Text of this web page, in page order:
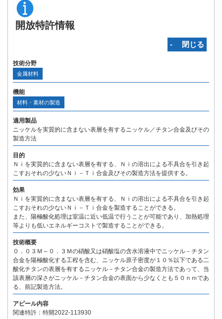
開放特許情報
‐ 閉じる
技術分野
金属材料
機能
材料・素材の製造
適用製品
ニッケルを実質的に含まない表層を有するニッケル／チタン合金及びその
製造方法
目的
Ｎｉを実質的に含まない表層を有する、Ｎｉの溶出による不具合を引き起
こすおそれの少ないＮｉ－Ｔｉ合金及びその製造方法を提供する。
効果
Ｎｉを実質的に含まない表層を有する、Ｎｉの溶出による不具合を引き起
こすおそれの少ないＮｉ－Ｔｉ合金を製造することができる。
また、陽極酸化処理は室温に近い低温で行うことが可能であり、加熱処理
等よりも低いエネルギーコストで製造することができる。
技術概要
０．０３Ｍ～０．３Ｍの硝酸又は硝酸塩の含水溶液中でニッケル－チタン
合金を陽極酸化する工程を含む、ニッケル原子密度が１０％以下である二
酸化チタンの表層を有するニッケル－チタン合金の製造方法であって、当
該表層の深さがニッケル－チタン合金の表面から少なくとも５０ｎｍであ
る、前記製造方法。
アピール内容
関連特許：特開2022-113930